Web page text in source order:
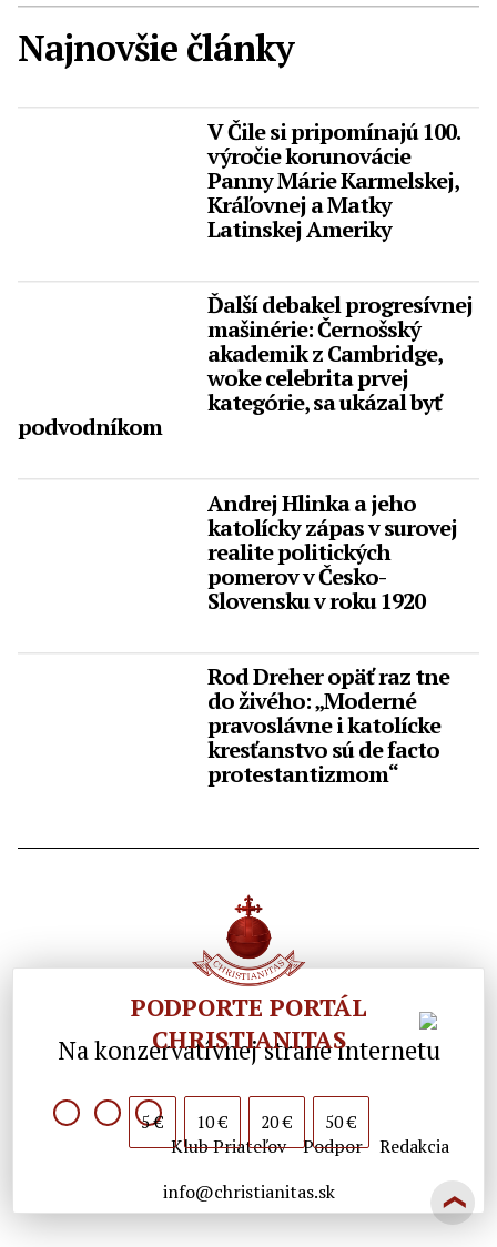
❯
PODPORTE PORTÁL
CHRISTIANITAS
5 € 10 € 20 € 50 €
Najnovšie články
V Čile si pripomínajú 100.
výročie korunovácie
Panny Márie Karmelskej,
Kráľovnej a Matky
Latinskej Ameriky
Ďalší debakel progresívnej
mašinérie: Černošský
akademik z Cambridge,
woke celebrita prvej
kategórie, sa ukázal byť
podvodníkom
Andrej Hlinka a jeho
katolícky zápas v surovej
realite politických
pomerov v Česko-
Slovensku v roku 1920
Rod Dreher opäť raz tne
do živého: „Moderné
pravoslávne i katolícke
kresťanstvo sú de facto
protestantizmom“
Na konzervatívnej strane internetu
Klub Priateľov Podpor
Redakcia
info@christianitas.sk